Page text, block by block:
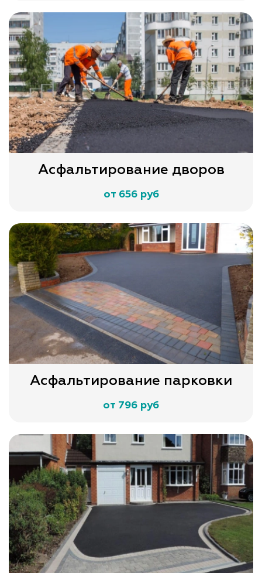
Асфальтирование дворов
от 656 руб
Асфальтирование парковки
от 796 руб